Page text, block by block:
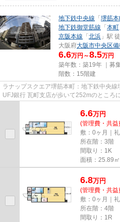
地下鉄中央線 「 堺筋
地下鉄御堂筋線 「 本町
京阪本線 「 北浜 」駅
大阪府大阪市中央区
6.6万円～8.5万円
築年数：築19年 ｜募
階数：15階建
ラナップスクエア堺筋本町：地下鉄中央
UFJ銀行 瓦町支店が歩いて252mのところ
6.6万円
(管理費・共
敷：0ヶ月｜
所在階：3階
間取り：1K
面積：25.89㎡
6.8万円
(管理費・共
敷：0ヶ月｜
所在階：4階
間取り：1R